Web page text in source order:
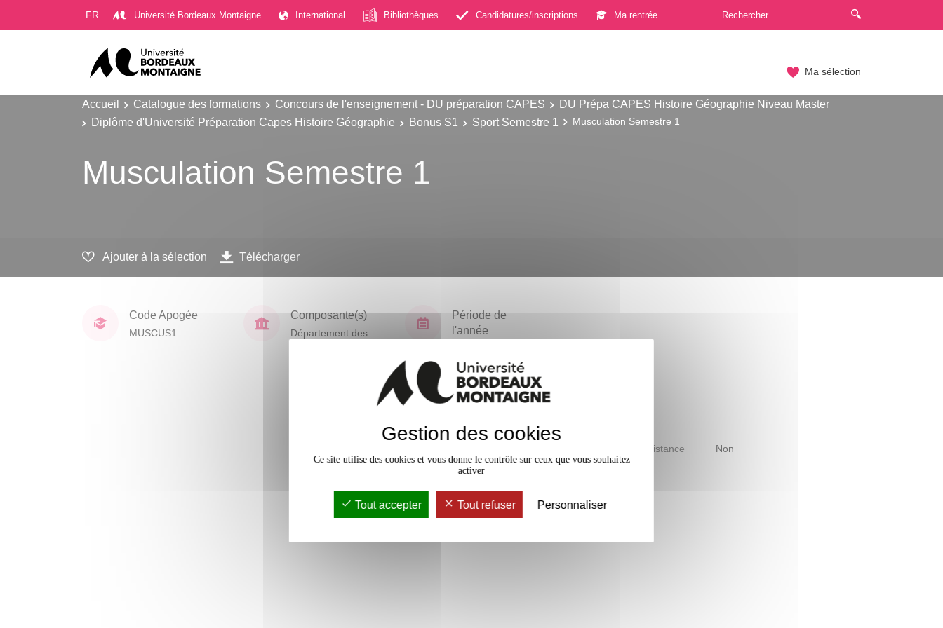
FR Université Bordeaux Montaigne International Bibliothèques Candidatures/inscriptions Ma rentrée
Ma sélection
Accueil Catalogue des formations Concours de l'enseignement - DU préparation CAPES
DU Prépa CAPES Histoire Géographie Niveau Master
Diplôme d'Université Préparation Capes Histoire Géographie
Bonus S1 Sport Semestre 1 Musculation Semestre 1
Musculation Semestre 1
Ajouter à la sélection Télécharger
Code Apogée
MUSCUS1
Composante(s)
Département des
Période de
l'année
Accessible à distance Non
Gestion des cookies
Ce site utilise des cookies et vous donne le contrôle sur ceux que vous souhaitez
activer
Tout accepter Tout refuser Personnaliser